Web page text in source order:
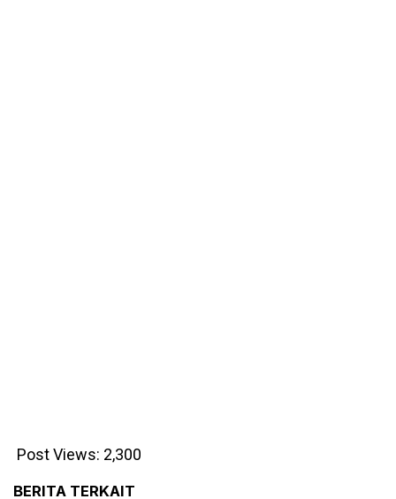
Post Views: 2,300
BERITA TERKAIT